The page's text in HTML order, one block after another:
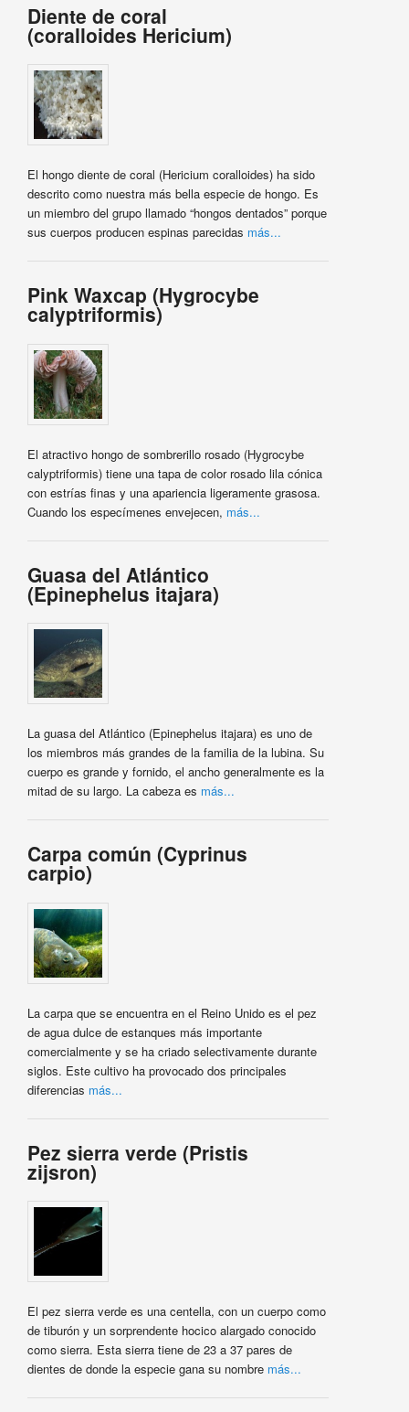
Diente de coral
(coralloides Hericium)
El hongo diente de coral (Hericium coralloides) ha sido
descrito como nuestra más bella especie de hongo. Es
un miembro del grupo llamado “hongos dentados” porque
sus cuerpos producen espinas parecidas más...
Pink Waxcap (Hygrocybe
calyptriformis)
El atractivo hongo de sombrerillo rosado (Hygrocybe
calyptriformis) tiene una tapa de color rosado lila cónica
con estrías finas y una apariencia ligeramente grasosa.
Cuando los especímenes envejecen, más...
Guasa del Atlántico
(Epinephelus itajara)
La guasa del Atlántico (Epinephelus itajara) es uno de
los miembros más grandes de la familia de la lubina. Su
cuerpo es grande y fornido, el ancho generalmente es la
mitad de su largo. La cabeza es más...
Carpa común (Cyprinus
carpio)
La carpa que se encuentra en el Reino Unido es el pez
de agua dulce de estanques más importante
comercialmente y se ha criado selectivamente durante
siglos. Este cultivo ha provocado dos principales
diferencias más...
Pez sierra verde (Pristis
zijsron)
El pez sierra verde es una centella, con un cuerpo como
de tiburón y un sorprendente hocico alargado conocido
como sierra. Esta sierra tiene de 23 a 37 pares de
dientes de donde la especie gana su nombre más...